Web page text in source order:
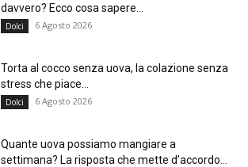
davvero? Ecco cosa sapere...
Dolci 6 Agosto 2026
Torta al cocco senza uova, la colazione senza
stress che piace...
Dolci 6 Agosto 2026
Quante uova possiamo mangiare a
settimana? La risposta che mette d’accordo...